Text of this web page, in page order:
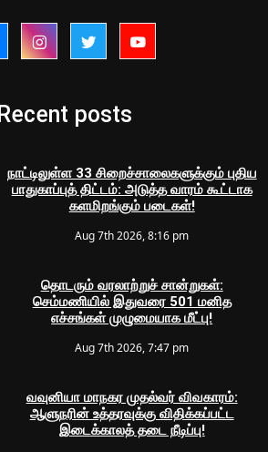
Recent posts
நாட்டிலுள்ள 33 சிறைச்சாலைகளுக்கும் புதிய
பாதுகாப்புத் திட்டம்: அடுத்த வாரம் கூட்டாக
களமிறங்கும் படைகள்!
Aug 7th 2026, 8:16 pm
தொடரும் வரலாற்றுச் சான்றுகள்:
செம்மணியில் இதுவரை 501 மனித
எச்சங்கள் முழுமையாக மீட்பு!
Aug 7th 2026, 7:47 pm
வவுனியா மாநகர முதல்வர் விவகாரம்:
ஆளுநரின் உத்தரவுக்கு விதிக்கப்பட்ட
இடைக்காலத் தடை நீடிப்பு!